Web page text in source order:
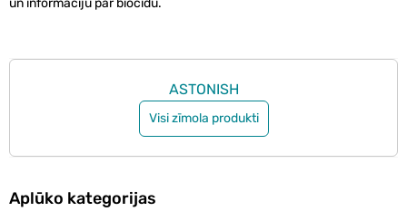
ASTONISH
Visi zīmola produkti
Aplūko kategorijas